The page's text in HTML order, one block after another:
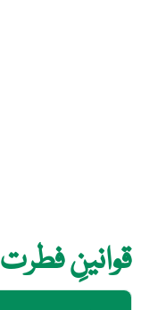
قوانینِ فطرت